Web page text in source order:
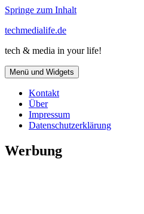
Springe zum Inhalt
techmedialife.de
tech & media in your life!
Menü und Widgets
Kontakt
Über
Impressum
Datenschutzerklärung
Werbung